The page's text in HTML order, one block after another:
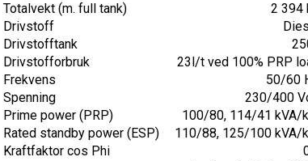
Totalvekt (m. full tank)
2 394
Drivstoff
Drivstofftank
Drivstofforbruk
23l/t ved 100% PRP
Frekvens
50/60
Spenning
230/400
Prime power (PRP)
100/80, 114/41 kVA/
Rated standby power (ESP)
110/88, 125/100 kVA/
Kraftfaktor cos Phi